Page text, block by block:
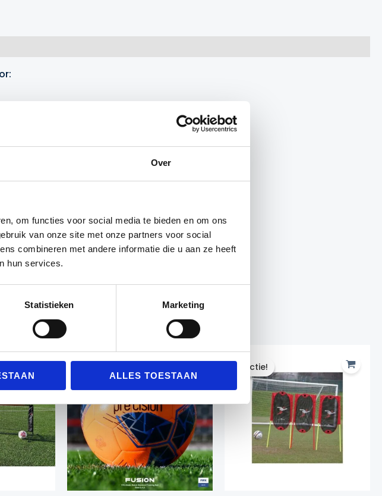
Over
om functies voor social media te bieden en om ons
van onze site met onze partners voor social
combineren met andere informatie die u aan ze heeft
hun services.
Statistieken Marketing
ALLES TOESTAAN
elke omgeving optimaal blijft;
Actie!
Actie!